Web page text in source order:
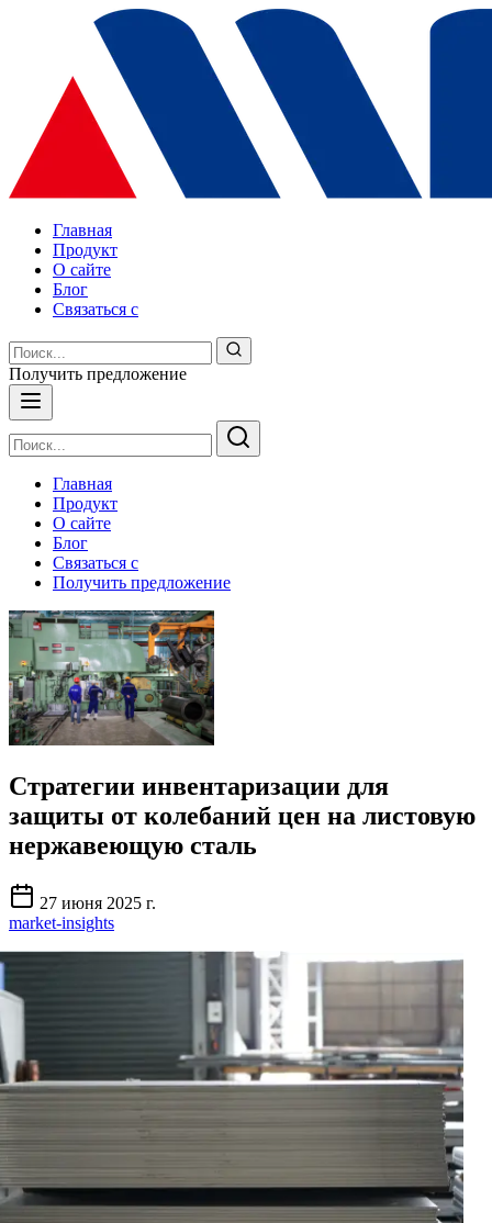
Главная
Продукт
О сайте
Блог
Связаться с
Получить предложение
Главная
Продукт
О сайте
Блог
Связаться с
Получить предложение
Стратегии инвентаризации для
защиты от колебаний цен на листовую
нержавеющую сталь
27 июня 2025 г.
market-insights